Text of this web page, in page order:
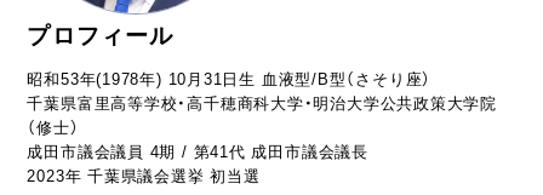
プロフィール
昭和53年(1978年) 10月31日生 血液型/B型（さそり座）
千葉県富里高等学校・高千穂商科大学・明治大学公共政策大学院
（修士）
成田市議会議員 4期 / 第41代 成田市議会議長
2023年 千葉県議会選挙 初当選